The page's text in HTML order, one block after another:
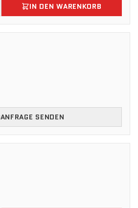
IN DEN WARENKORB
ANFRAGE SENDEN